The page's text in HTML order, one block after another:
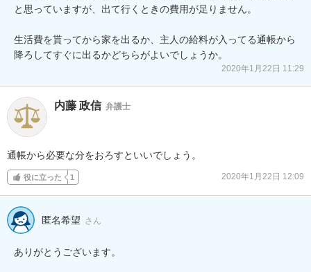
と思っていますが、出て行くときの費用が足りません。
生活費を貰ってから家を出るか、主人の給料が入ってる通帳から
2020年1月22日 11:29
内藤 政信 弁護士
通帳から必要な分をおろすといいでしょう。
役に立った 1 2020年1月22日 12:09
匿名希望 さん
ありがとうございます。